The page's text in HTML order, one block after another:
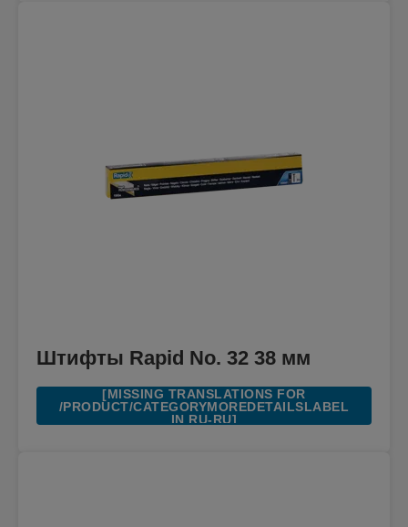
Штифты Rapid No. 32 38 мм
[MISSING TRANSLATIONS FOR
/PRODUCT/CATEGORYMOREDETAILSLABEL
IN RU-RU]